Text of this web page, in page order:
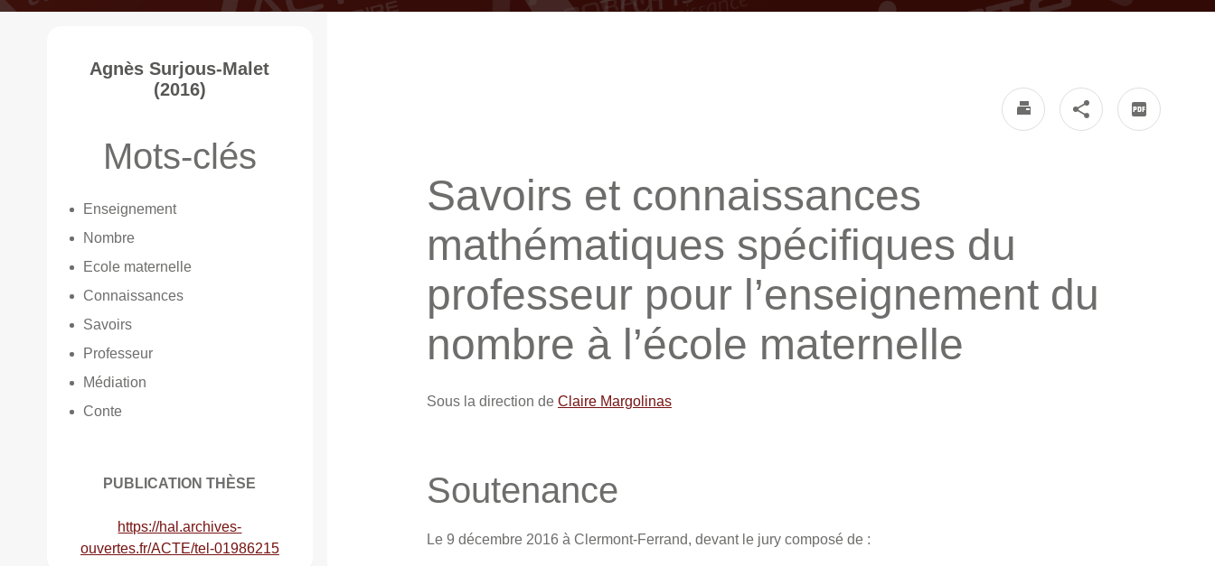
Savoirs et connaissances
mathématiques spécifiques du
professeur pour l’enseignement du
nombre à l’école maternelle
Sous la direction de Claire Margolinas
Soutenance
Le 9 décembre 2016 à Clermont-Ferrand, devant le jury composé de :
Agnès Surjous-Malet
(2016)
Mots-clés
Enseignement
Nombre
Ecole maternelle
Connaissances
Savoirs
Professeur
Médiation
Conte
PUBLICATION THÈSE
https://hal.archives-
ouvertes.fr/ACTE/tel-01986215